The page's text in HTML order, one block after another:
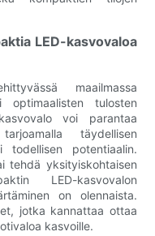
LED-kasvovaloa
maailmassa
optimaalisten tulosten
voi parantaa
täydellisen
potentiaalin.
tehdä yksityiskohtaisen
LED-kasvovalon
on olennaista.
jotka kannattaa ottaa
kasvoille.